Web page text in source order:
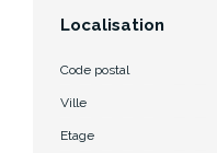
Localisation
Code postal
Ville
Etage